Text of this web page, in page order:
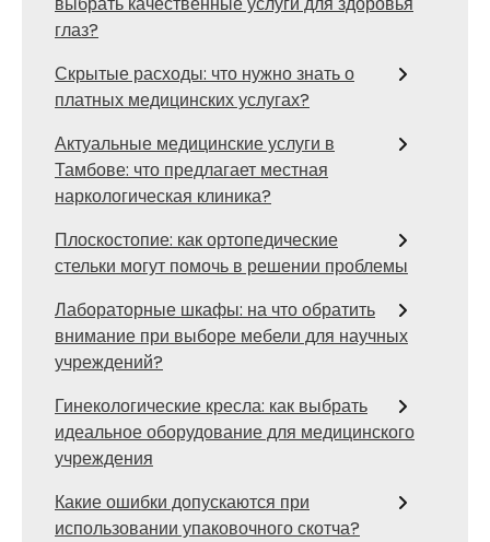
глаз?
Скрытые расходы: что нужно знать о
платных медицинских услугах?
Актуальные медицинские услуги в
Тамбове: что предлагает местная
наркологическая клиника?
Плоскостопие: как ортопедические
стельки могут помочь в решении проблемы
Лабораторные шкафы: на что обратить
внимание при выборе мебели для научных
учреждений?
Гинекологические кресла: как выбрать
идеальное оборудование для медицинского
учреждения
Какие ошибки допускаются при
использовании упаковочного скотча?